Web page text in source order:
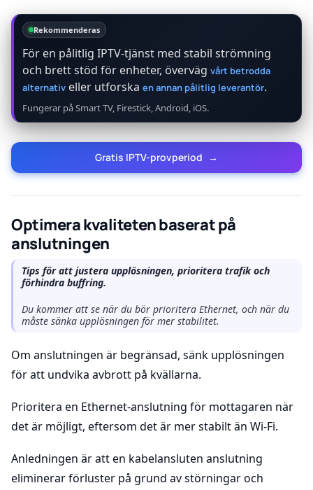
Rekommenderas
För en pålitlig IPTV-tjänst med stabil strömning
och brett stöd för enheter, överväg vårt betrodda
alternativ eller utforska en annan pålitlig leverantör.
Fungerar på Smart TV, Firestick, Android, iOS.
Gratis IPTV-provperiod →
Optimera kvaliteten baserat på
anslutningen
Tips för att justera upplösningen, prioritera trafik och
förhindra buffring.
Du kommer att se när du bör prioritera Ethernet, och när du
måste sänka upplösningen för mer stabilitet.
Om anslutningen är begränsad, sänk upplösningen
för att undvika avbrott på kvällarna.
Prioritera en Ethernet-anslutning för mottagaren när
det är möjligt, eftersom det är mer stabilt än Wi-Fi.
Anledningen är att en kabelansluten anslutning
eliminerar förluster på grund av störningar och